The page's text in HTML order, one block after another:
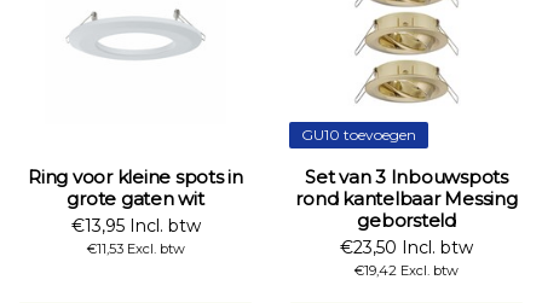
Ring voor kleine spots in
grote gaten wit
€13,95 Incl. btw
€11,53 Excl. btw
GU10 toevoegen
Set van 3 Inbouwspots
rond kantelbaar Messing
geborsteld
€23,50 Incl. btw
€19,42 Excl. btw